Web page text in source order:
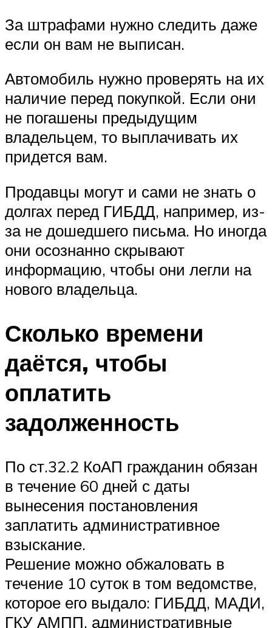
За штрафами нужно следить даже
если он вам не выписан.
Автомобиль нужно проверять на их
наличие перед покупкой. Если они
не погашены предыдущим
владельцем, то выплачивать их
придется вам.
Продавцы могут и сами не знать о
долгах перед ГИБДД, например, из-
за не дошедшего письма. Но иногда
они осознанно скрывают
информацию, чтобы они легли на
нового владельца.
Сколько времени
даётся, чтобы
оплатить
задолженность
По ст.32.2 КоАП гражданин обязан
в течение 60 дней с даты
вынесения постановления
заплатить административное
взыскание.
Решение можно обжаловать в
течение 10 суток в том ведомстве,
которое его выдало: ГИБДД, МАДИ,
ГКУ АМПП, административные